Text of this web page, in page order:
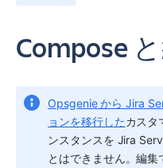
Compose
Opsgenie から Jira
ョンを移行したカスタ
ンスタンスを Jira
とはできません。編